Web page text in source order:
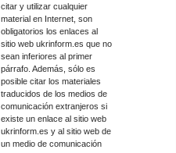
citar y utilizar cualquier
material en Internet, son
obligatorios los enlaces al
sitio web ukrinform.es que no
sean inferiores al primer
párrafo. Además, sólo es
posible citar los materiales
traducidos de los medios de
comunicación extranjeros si
existe un enlace al sitio web
ukrinform.es y al sitio web de
un medio de comunicación